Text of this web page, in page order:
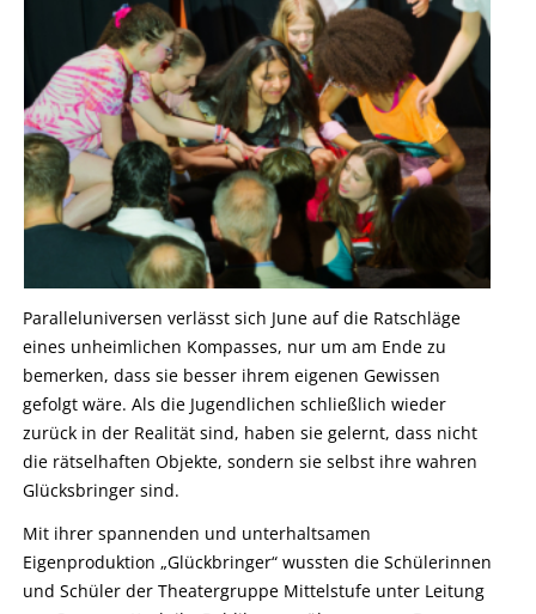
Paralleluniversen verlässt sich June auf die Ratschläge
eines unheimlichen Kompasses, nur um am Ende zu
bemerken, dass sie besser ihrem eigenen Gewissen
gefolgt wäre. Als die Jugendlichen schließlich wieder
zurück in der Realität sind, haben sie gelernt, dass nicht
die rätselhaften Objekte, sondern sie selbst ihre wahren
Glücksbringer sind.
Mit ihrer spannenden und unterhaltsamen
Eigenproduktion „Glückbringer“ wussten die Schülerinnen
und Schüler der Theatergruppe Mittelstufe unter Leitung